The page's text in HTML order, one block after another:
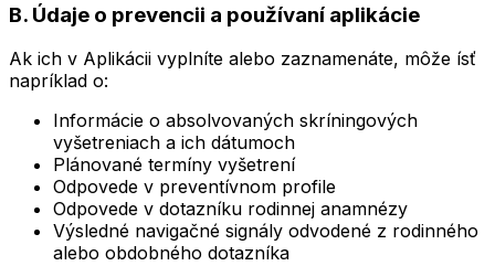
B. Údaje o prevencii a používaní aplikácie
Ak ich v Aplikácii vyplníte alebo zaznamenáte, môže ísť
napríklad o:
Informácie o absolvovaných skríningových
vyšetreniach a ich dátumoch
Plánované termíny vyšetrení
Odpovede v preventívnom profile
Odpovede v dotazníku rodinnej anamnézy
Výsledné navigačné signály odvodené z rodinného
alebo obdobného dotazníka